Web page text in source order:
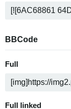
BBCode
Full
Full linked